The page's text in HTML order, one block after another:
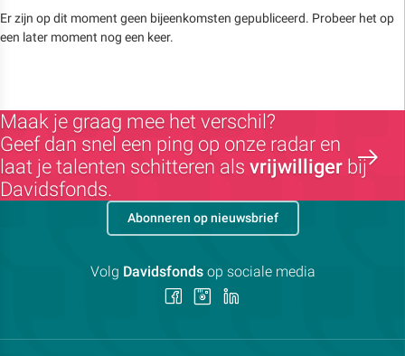
Er zijn op dit moment geen bijeenkomsten gepubliceerd. Probeer het op
een later moment nog een keer.
Maak je graag mee het verschil?
Geef dan snel een ping op onze radar en
laat je talenten schitteren als vrijwilliger bij
Davidsfonds.
Abonneren op nieuwsbrief
Volg Davidsfondsop sociale media
Volg Volg